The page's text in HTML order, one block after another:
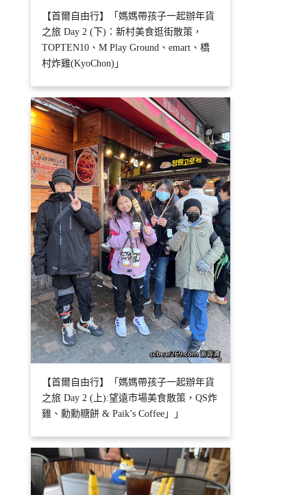
【首爾自由行】「媽媽帶孩子一起辦年貨
之旅 Day 2 (下)：新村美食逛街散策，
TOPTEN10、M Play Ground、emart、橋
村炸雞(KyoChon)」
【首爾自由行】「媽媽帶孩子一起辦年貨
之旅 Day 2 (上):望遠市場美食散策，QS炸
雞、勳勳糖餅 & Paik’s Coffee」」